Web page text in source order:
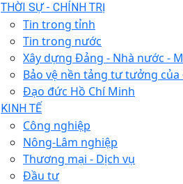
THỜI SỰ - CHÍNH TRỊ
Tin trong tỉnh
Tin trong nước
Xây dựng Đảng - Nhà nước -
Bảo vệ nền tảng tư tưởng
Đạo đức Hồ Chí Minh
KINH TẾ
Công nghiệp
Nông-Lâm nghiệp
Thương mại - Dịch vụ
Đầu tư